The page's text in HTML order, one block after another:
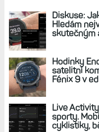
Diskuse:
Hledám
skutečným
Hodinky
satelitní
Fénix 9 v
Live
sporty.
cyklistiky,